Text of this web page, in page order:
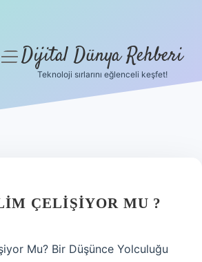
menüyüDijital Dünya Rehberi
Teknoloji sırlarını eğlenceli keşfet!
ÇELIŞIYOR MU ?
Mu? Bir Düşünce Yolculuğu